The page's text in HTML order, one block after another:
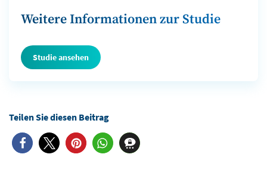
Weitere Informationen zur Studie
Studie ansehen